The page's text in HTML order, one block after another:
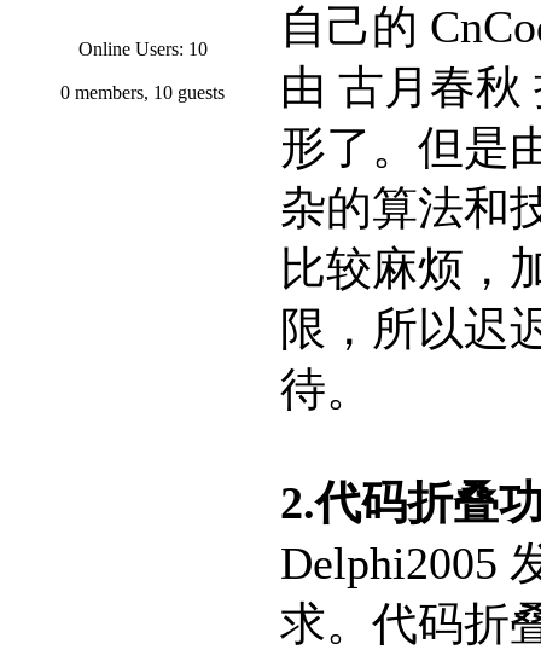
Online Users: 10
0 members, 10 guests
自己的
由 古月春秋
形了。但是
杂的算法和
比较麻烦，
限，所以迟
待。
2.代码折叠
Delphi2005
求。代码折